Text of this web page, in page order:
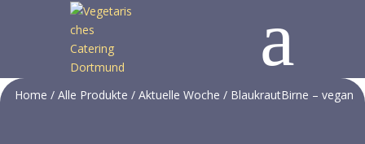
a
Home / Alle Produkte / Aktuelle Woche / BlaukrautBirne – vegan